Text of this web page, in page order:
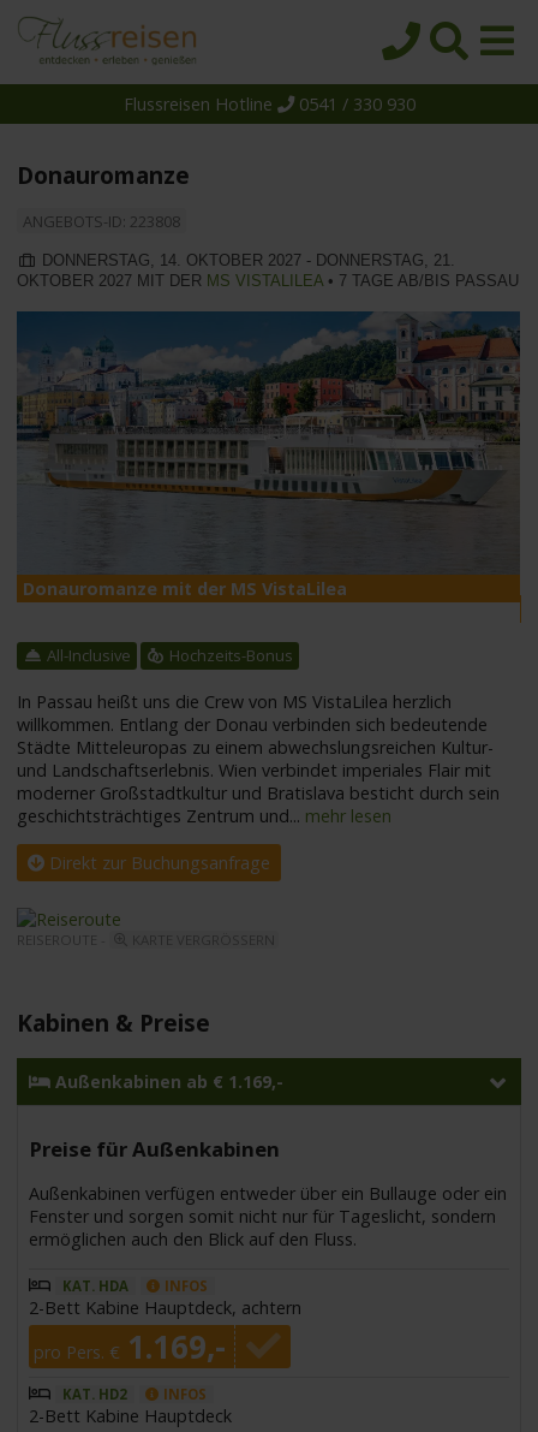
Reedereien
Über uns
Wissen
Suche
Flussreisen Hotline 0541 / 330 930
Donauromanze
ANGEBOTS-ID: 223808
DONNERSTAG, 14. OKTOBER 2027 - DONNERSTAG, 21.
OKTOBER 2027 MIT DER MS VISTALILEA • 7 TAGE AB/BIS PASSAU
Donauromanze mit der MS VistaLilea
All-Inclusive Hochzeits-Bonus
In Passau heißt uns die Crew von MS VistaLilea herzlich
willkommen. Entlang der Donau verbinden sich bedeutende
Städte Mitteleuropas zu einem abwechslungsreichen Kultur-
und Landschaftserlebnis. Wien verbindet imperiales Flair mit
moderner Großstadtkultur und Bratislava besticht durch sein
geschichtsträchtiges Zentrum und... mehr lesen
Direkt zur Buchungsanfrage
REISEROUTE -
Kabinen & Preise
Außenkabinen ab € 1.169,-
Preise für Außenkabinen
Außenkabinen verfügen entweder über ein Bullauge oder ein
Fenster und sorgen somit nicht nur für Tageslicht, sondern
ermöglichen auch den Blick auf den Fluss.
KAT. HDA INFOS
2-Bett Kabine Hauptdeck, achtern
pro Pers. € 1.169,-
KAT. HD2 INFOS
2-Bett Kabine Hauptdeck